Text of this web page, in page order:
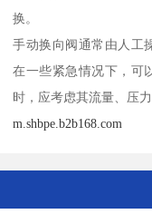
换。
手动换向阀通常由人工
在一些紧急情况下，可
时，应考虑其流量、压
m.shbpe.b2b168.com